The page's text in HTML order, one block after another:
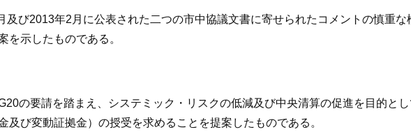
び2013年2月に公表された二つの市中協議文書に寄せられたコメントの慎重
を示したものである。
の要請を踏まえ、システミック・リスクの低減及び中央清算の促進を目的と
及び変動証拠金）の授受を求めることを提案したものである。